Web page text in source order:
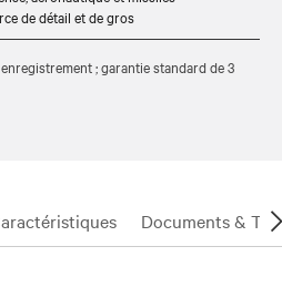
de détail et de gros
; garantie standard de 3
Documents &